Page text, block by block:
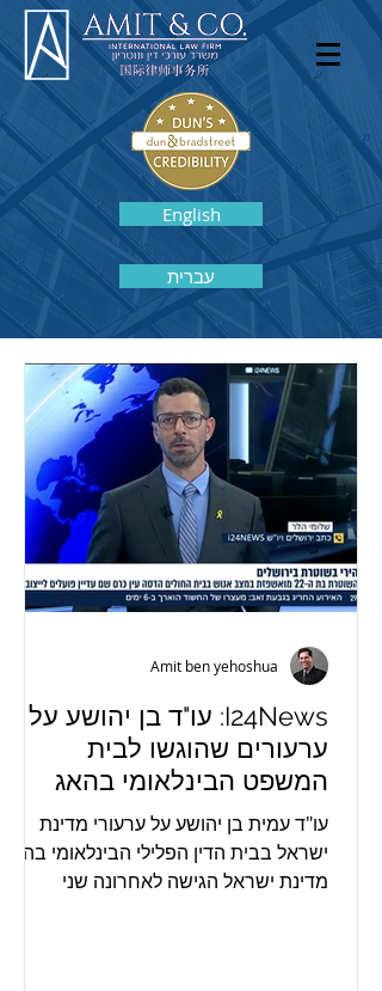
English
עברית
I24News: עו"ד בן יהושע על
ערעורים שהוגשו לבית
המשפט הבינלאומי בהאג
בעניינם של רה"מ נתניהו ושר
הביטחון לשעבר גלנט
עו"ד עמית בן יהושע על ערעורי מדינת
ישראל בבית הדין הפלילי הבינלאומי בהאג
מדינת ישראל הגישה לאחרונה שני
Amit ben yehoshua